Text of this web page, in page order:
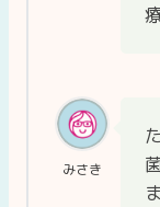
みさき